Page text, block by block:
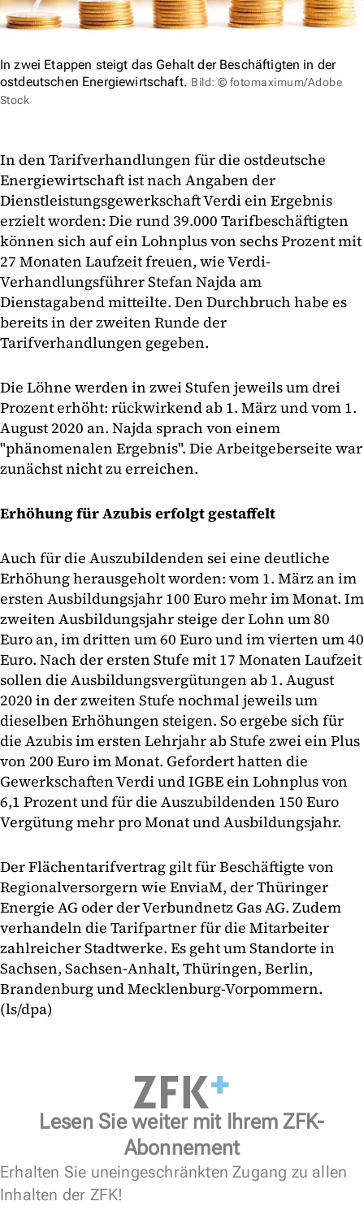
In zwei Etappen steigt das Gehalt der Beschäftigten in der
ostdeutschen Energiewirtschaft. Bild: © fotomaximum/Adobe
Stock
In den Tarifverhandlungen für die ostdeutsche
Energiewirtschaft ist nach Angaben der
Dienstleistungsgewerkschaft Verdi ein Ergebnis
erzielt worden: Die rund 39.000 Tarifbeschäftigten
können sich auf ein Lohnplus von sechs Prozent mit
27 Monaten Laufzeit freuen, wie Verdi-
Verhandlungsführer Stefan Najda am
Dienstagabend mitteilte. Den Durchbruch habe es
bereits in der zweiten Runde der
Tarifverhandlungen gegeben.
Die Löhne werden in zwei Stufen jeweils um drei
Prozent erhöht: rückwirkend ab 1. März und vom 1.
August 2020 an. Najda sprach von einem
"phänomenalen Ergebnis". Die Arbeitgeberseite war
zunächst nicht zu erreichen.
Erhöhung für Azubis erfolgt gestaffelt
Auch für die Auszubildenden sei eine deutliche
Erhöhung herausgeholt worden: vom 1. März an im
ersten Ausbildungsjahr 100 Euro mehr im Monat. Im
zweiten Ausbildungsjahr steige der Lohn um 80
Euro an, im dritten um 60 Euro und im vierten um 40
Euro. Nach der ersten Stufe mit 17 Monaten Laufzeit
sollen die Ausbildungsvergütungen ab 1. August
2020 in der zweiten Stufe nochmal jeweils um
dieselben Erhöhungen steigen. So ergebe sich für
die Azubis im ersten Lehrjahr ab Stufe zwei ein Plus
von 200 Euro im Monat. Gefordert hatten die
Gewerkschaften Verdi und IGBE ein Lohnplus von
6,1 Prozent und für die Auszubildenden 150 Euro
Vergütung mehr pro Monat und Ausbildungsjahr.
Der Flächentarifvertrag gilt für Beschäftigte von
Regionalversorgern wie EnviaM, der Thüringer
Energie AG oder der Verbundnetz Gas AG. Zudem
verhandeln die Tarifpartner für die Mitarbeiter
zahlreicher Stadtwerke. Es geht um Standorte in
Sachsen, Sachsen-Anhalt, Thüringen, Berlin,
Brandenburg und Mecklenburg-Vorpommern.
(ls/dpa)
Lesen Sie weiter mit Ihrem ZFK-
Abonnement
Erhalten Sie uneingeschränkten Zugang zu allen
Inhalten der ZFK!